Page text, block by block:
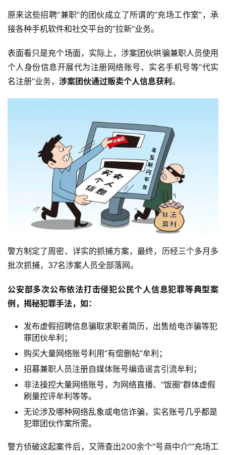
原来这些招聘“兼职”的团伙成立了所谓的“充场工作室”，承
接各种手机软件和社交平台的“拉新”业务。
表面看只是充个场面，实际上，涉案团伙哄骗兼职人员使用
个人身份信息开展代为注册网络账号、实名手机号等“代实
名注册”业务， 涉案团伙通过贩卖个人信息获利 。
警方制定了周密、详实的抓捕方案，最终，历经三个多月多
批次抓捕，37名涉案人员全部落网。
公安部多次公布依法打击侵犯公民个人信息犯罪等典型案
例，揭秘犯罪手法，如：
发布虚假招聘信息骗取求职者简历，出售给电诈骗等犯
罪团伙牟利；
购买大量网络账号利用“有偿删帖”牟利；
招募兼职人员注册自媒体账号编造谣言引流牟利；
非法操控大量网络账号，为网络直播、“饭圈”群体虚假
刷量控评牟利等等。
无论涉及哪种网络乱象或电信诈骗，实名账号几乎都是
犯罪团伙作案所需。
警方侦破这起案件后，又筛查出200余个“号商中介”“充场工